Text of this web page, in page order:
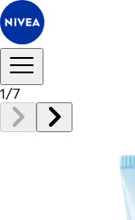
1/7